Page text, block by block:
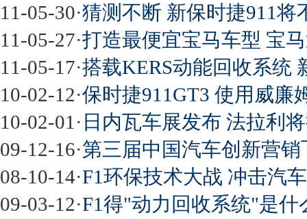
11-05-30·猜测不断 新保时捷911将
11-05-27·打造最便宜宝马车型 宝
11-05-17·搭载KERS动能回收系统
10-02-12·保时捷911GT3 使用威廉
10-02-01 · 日内瓦车展发布 法拉利
09-12-16·第三届中国汽车创新营
08-10-14·F1环保技术大战 冲击汽
09-03-12·F1得"动力回收系统"是什